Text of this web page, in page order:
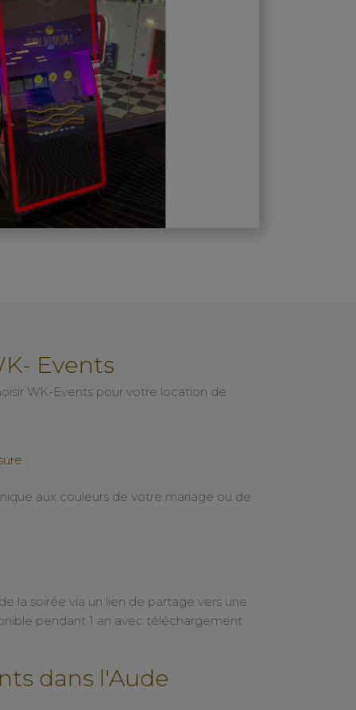
Events
WK-Events pour votre location de
:
aux couleurs de votre mariage ou de
la soirée via un lien de partage vers une
pendant 1 an avec téléchargement
dans l'Aude